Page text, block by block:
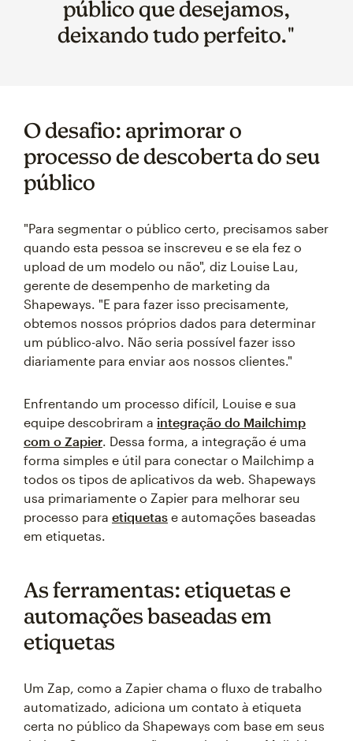
público que desejamos,
deixando tudo perfeito."
O desafio: aprimorar o
processo de descoberta do seu
público
"Para segmentar o público certo, precisamos saber
quando esta pessoa se inscreveu e se ela fez o
upload de um modelo ou não", diz Louise Lau,
gerente de desempenho de marketing da
Shapeways. "E para fazer isso precisamente,
obtemos nossos próprios dados para determinar
um público-alvo. Não seria possível fazer isso
diariamente para enviar aos nossos clientes."
Enfrentando um processo difícil, Louise e sua
equipe descobriram a integração do Mailchimp
com o Zapier. Dessa forma, a integração é uma
forma simples e útil para conectar o Mailchimp a
todos os tipos de aplicativos da web. Shapeways
usa primariamente o Zapier para melhorar seu
processo para etiquetas e automações baseadas
em etiquetas.
As ferramentas: etiquetas e
automações baseadas em
etiquetas
Um Zap, como a Zapier chama o fluxo de trabalho
automatizado, adiciona um contato à etiqueta
certa no público da Shapeways com base em seus